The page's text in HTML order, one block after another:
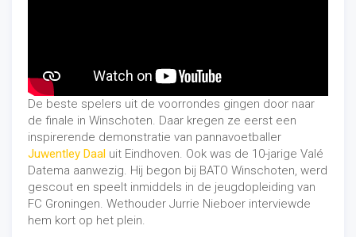
De beste spelers uit de voorrondes gingen door naar
de finale in Winschoten. Daar kregen ze eerst een
inspirerende demonstratie van pannavoetballer
Juwentley Daal uit Eindhoven. Ook was de 10-jarige Valé
Datema aanwezig. Hij begon bij BATO Winschoten, werd
gescout en speelt inmiddels in de jeugdopleiding van
FC Groningen. Wethouder Jurrie Nieboer interviewde
hem kort op het plein.